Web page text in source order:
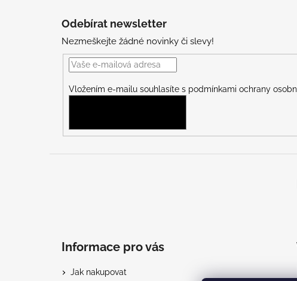
Odebírat newsletter
Nezmeškejte žádné novinky či slevy!
Vložením e-mailu souhlasíte s podmínkami ochrany
Informace pro vás
Jak nakupovat